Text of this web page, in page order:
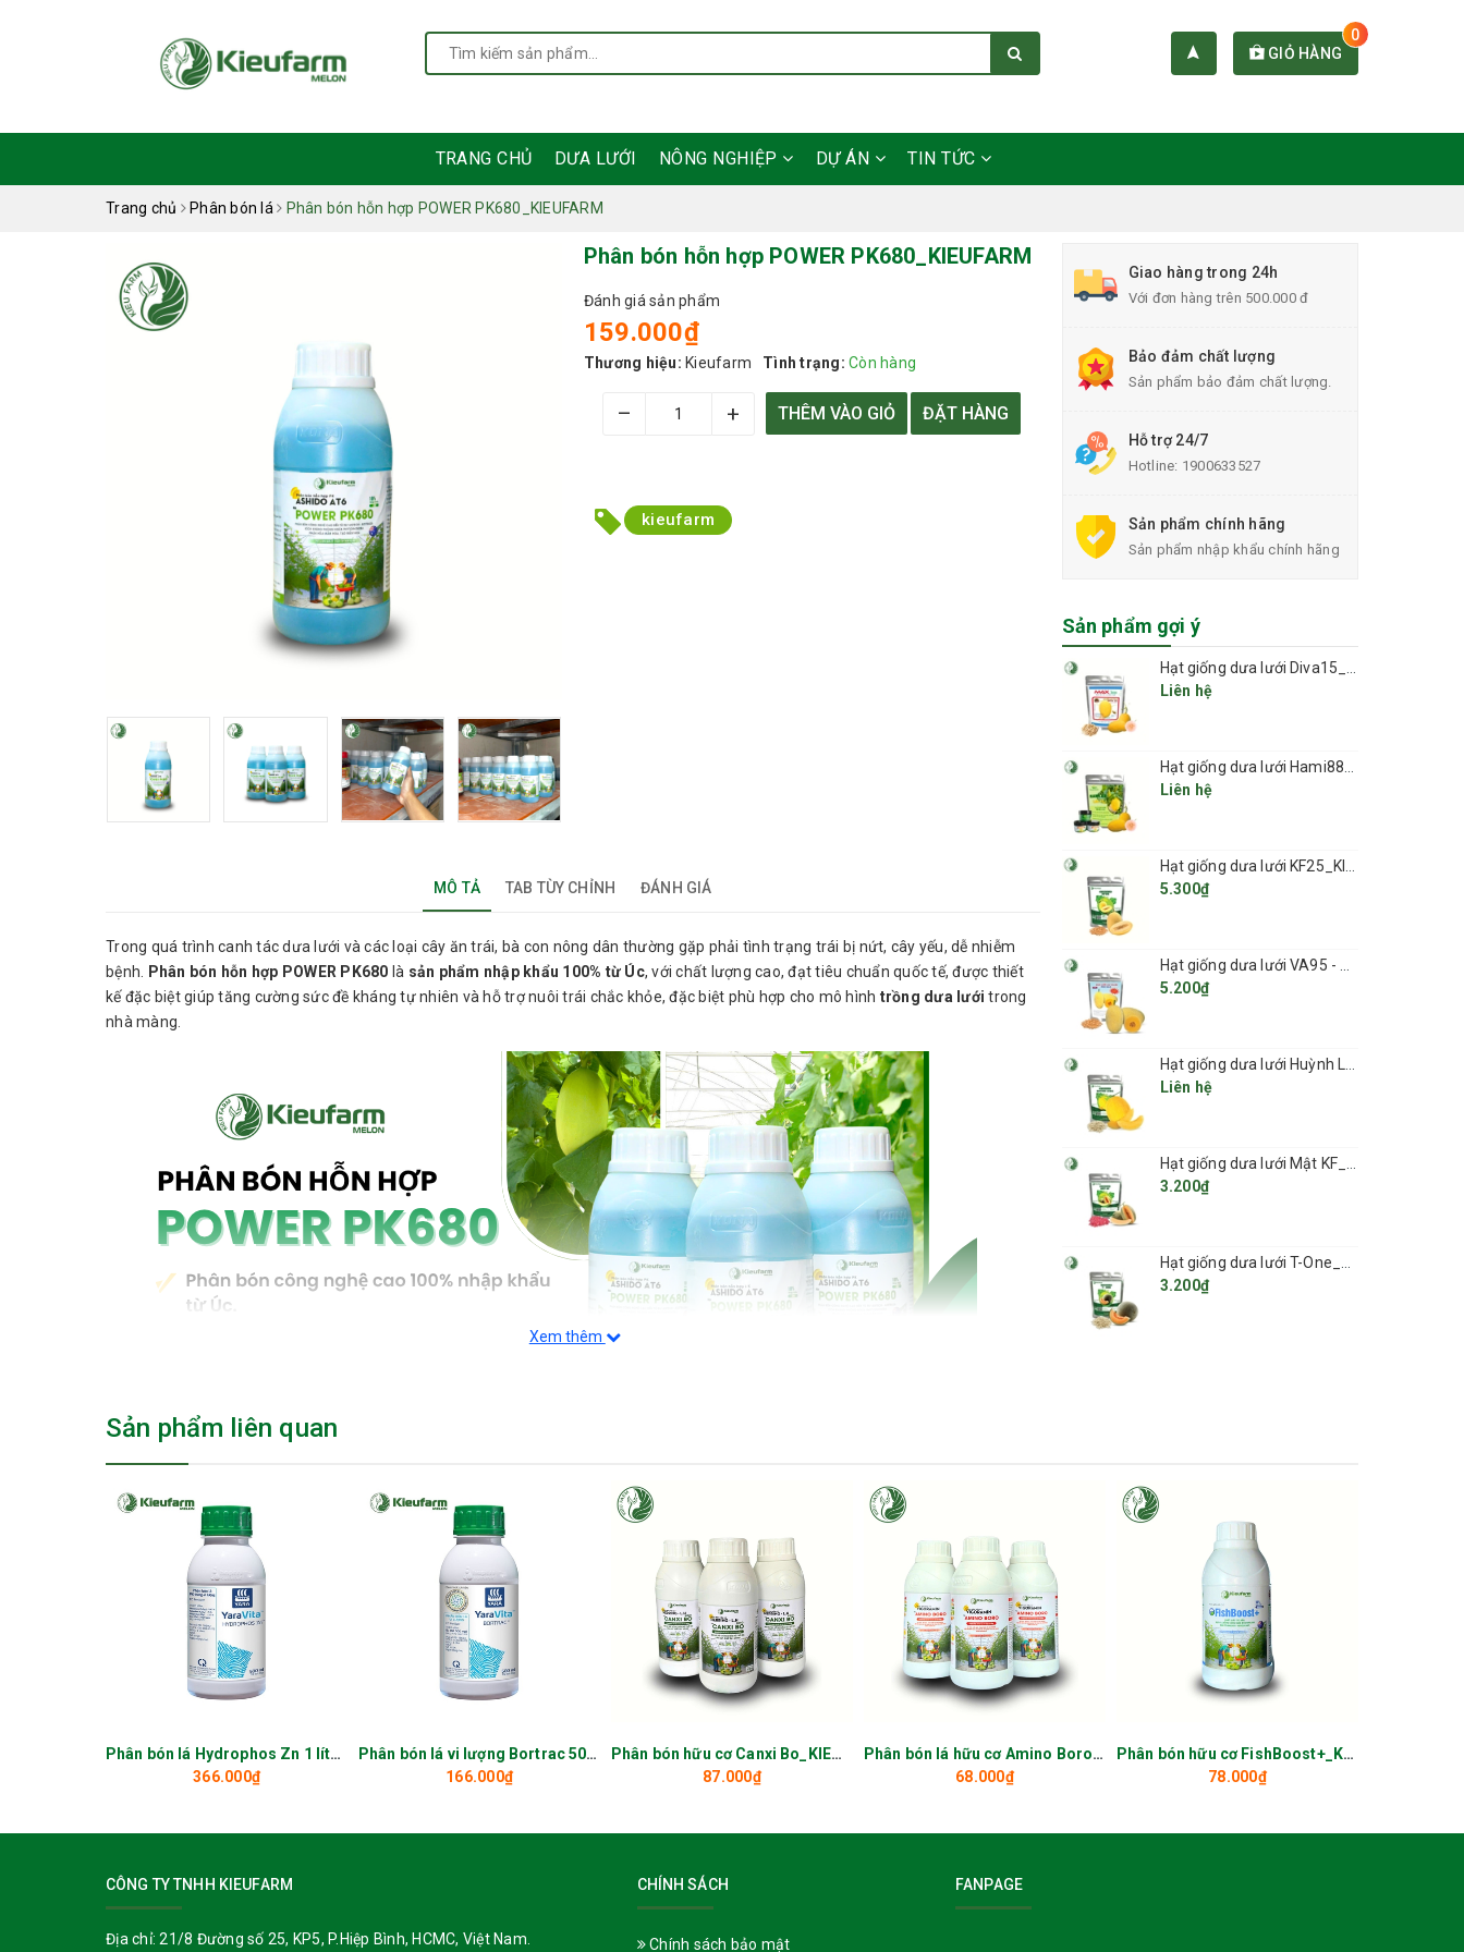
GIỎ HÀNG
0
TRANG CHỦ DƯA LƯỚI NÔNG NGHIỆP DỰ ÁN TIN TỨC
Trang chủ Phân bón lá Phân bón hỗn hợp POWER PK680_KIEUFARM
Phân bón hỗn hợp POWER PK680_KIEUFARM
Đánh giá sản phẩm
159.000₫
Thương hiệu: Kieufarm Tình trạng: Còn hàng
– + THÊM VÀO GIỎ ĐẶT HÀNG
kieufarm
MÔ TẢ TAB TÙY CHỈNH ĐÁNH GIÁ
Trong quá trình canh tác dưa lưới và các loại cây ăn trái, bà con nông dân thường gặp phải tình trạng trái bị nứt, cây yếu, dễ nhiễm
bệnh.
Phân bón hỗn hợp POWER PK680 là sản phẩm nhập khẩu 100% từ Úc, với chất lượng cao, đạt tiêu chuẩn quốc tế, được thiết
kế đặc biệt giúp tăng cường sức đề kháng tự nhiên và hỗ trợ nuôi trái chắc khỏe, đặc biệt phù hợp cho mô hình trồng dưa lưới trong
nhà màng.
Thành phần và công dụng chi tiết:
1. Thành phần:
Lân hữu hiệu (P₂O₅hh):
Kali hữu hiệu (K₂Ohh):
Tỷ trọng:1.2 g/ml
Kích thích cây sản sinh các chất kháng sinh tự nhiên
(Phytoalexins, PR-proteins, Polysaccharides) – nâng cao đề kháng, hạn
chế nấm bệnh hại rễ, thân và lá.
Chống nứt trái hiệu quả, giúp vỏ trái dày, bóng đẹp, kéo dài thời gian bảo quản sau thu hoạch.
Xem thêm
Giao hàng trong 24h
Với đơn hàng trên 500.000 đ
Bảo đảm chất lượng
Sản phẩm bảo đảm chất lượng.
Hỗ trợ 24/7
Hotline: 1900633527
Sản phẩm chính hãng
Sản phẩm nhập khẩu chính hãng
Sản phẩm gợi ý
Liên hệ
Liên hệ
5.300₫
5.200₫
Liên hệ
3.200₫
3.200₫
Sản phẩm liên quan
Phân bón lá Hydrophos Zn 1 lít_KIEUFARM
366.000₫
Phân bón lá vi lượng Bortrac 500ml_KIEUFARM
166.000₫
Phân bón hữu cơ Canxi Bo_KIEUFARM
87.000₫
Phân bón lá hữu cơ Amino Boro_KIEUFARM
68.000₫
Phân bón hữu cơ FishBoost+_KIEUFARM
78.000₫
CÔNG TY TNHH KIEUFARM
Địa chỉ: 21/8 Đường số 25, KP5, P.Hiệp Bình, HCMC, Việt Nam.
CHÍNH SÁCH
Chính sách bảo mật
FANPAGE